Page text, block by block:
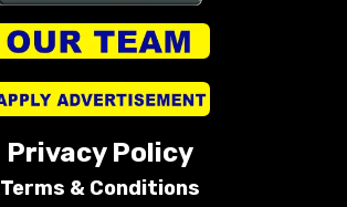
Privacy Policy
Terms & Conditions